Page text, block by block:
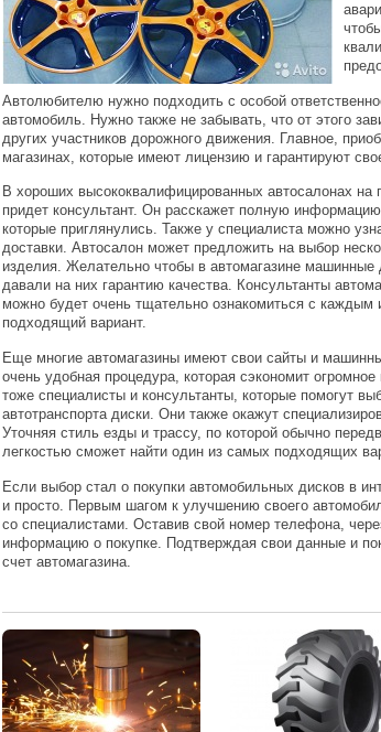
Автолюбителю нужно подходить с особой
автомобиль. Нужно также не забывать, что от этого
других участников дорожного движения. Главное,
магазинах, которые имеют лицензию и гарантируют
В хороших высококвалифицированных автосалонах
придет консультант. Он расскажет полную
которые приглянулись. Также у специалиста можно
доставки. Автосалон может предложить на выбор
изделия. Желательно чтобы в автомагазине машинные
давали на них гарантию качества. Консультанты
можно будет очень тщательно ознакомиться с каждым
подходящий вариант.
Еще многие автомагазины имеют свои сайты и
очень удобная процедура, которая сэкономит
тоже специалисты и консультанты, которые помогут
автотранспорта диски. Они также окажут
Уточняя стиль езды и трассу, по которой обычно
легкостью сможет найти один из самых подходящих
Если выбор стал о покупки автомобильных дисков в
и просто. Первым шагом к улучшению своего
со специалистами. Оставив свой номер телефона,
информацию о покупке. Подтверждая свои данные и
счет автомагазина.